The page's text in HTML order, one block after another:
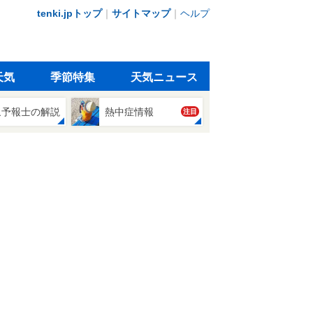
tenki.jpトップ｜ サイトマップ｜ ヘルプ
気 季節特集 天気ニュース
報士の解説 熱中症情報 注目